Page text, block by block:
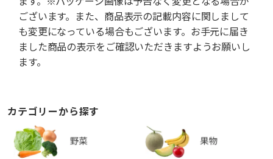
ございます。また、商品表示の記載内容に関しまして
も変更になっている場合もございます。お手元に届き
ました商品の表示をご確認いただきますようお願いし
ます。
カテゴリーから探す